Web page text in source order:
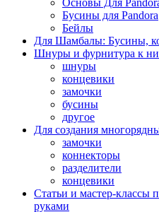
Основы Для
Бусины для Pandora
Бейлы
Для Шамбалы: Бусины,
Шнуры и фурнитура к
шнуры
концевики
замочки
бусины
другое
Для создания
замочки
коннекторы
разделители
концевики
Статьи и мастер-классы
руками